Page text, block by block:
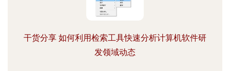
干货分享 如何利用检索工具快速分析计算机软件研
发领域动态